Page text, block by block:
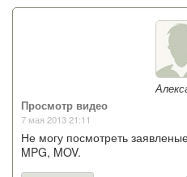
Просмотр видео
7 мая 2013 21:11
Не могу посмотреть
MPG, MOV.